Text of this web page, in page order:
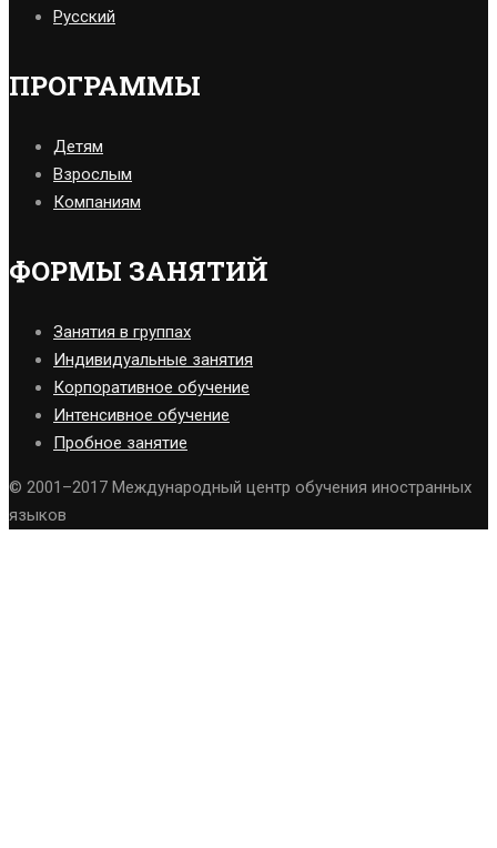
Русский
ПРОГРАММЫ
Детям
Взрослым
Компаниям
ФОРМЫ ЗАНЯТИЙ
Занятия в группах
Индивидуальные занятия
Корпоративное обучение
Интенсивное обучение
Пробное занятие
© 2001–2017 Международный центр обучения иностранных
языков